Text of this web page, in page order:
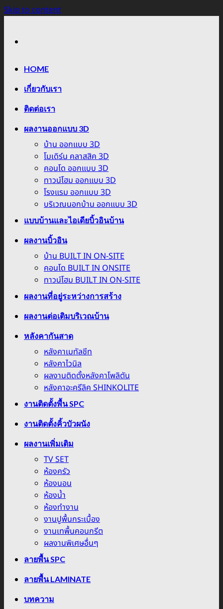
Skip to content
HOME
เกี่ยวกับเรา
ติดต่อเรา
ผลงานออกแบบ 3D
บ้าน ออกแบบ 3D
โมเดิร์น คลาสสิค 3D
คอนโด ออกแบบ 3D
ทาวน์โฮม ออกแบบ 3D
โรงแรม ออกแบบ 3D
บริเวณนอกบ้าน ออกแบบ 3D
แบบบ้านและไอเดียบิ้วอินบ้าน
ผลงานบิ้วอิน
บ้าน BUILT IN ON-SITE
คอนโด BUILT IN ONSITE
ทาวน์โฮม BUILT IN ON-SITE
ผลงานที่อยู่ระหว่างการสร้าง
ผลงานต่อเติมบริเวณบ้าน
หลังคากันสาด
หลังคาเมทัลชีท
หลังคาไวนิล
ผลงานติดตั้งหลังคาโพลิตัน
หลังคาอะครีลิค SHINKOLITE
งานติดตั้งพื้น SPC
งานติดตั้งคิ้วบัวผนัง
ผลงานเพิ่มเติม
TV SET
ห้องครัว
ห้องนอน
ห้องน้ำ
ห้องทำงาน
งานปูพื้นกระเบื้อง
งานเทพื้นคอนกรีต
ผลงานพิเศษอื่นๆ
ลายพื้น SPC
ลายพื้น LAMINATE
บทความ